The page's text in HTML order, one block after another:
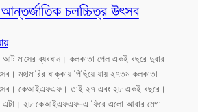
চলচ্চিত্র উৎসব
আট মাসের ব্যবধান। কলকাতা পেল একই বছরে দুবার
মহামারির ধাক্কায় পিছিয়ে যায় ২৭তম কলকাতা
কেআইএফএফ। তাই ২৭ এবং ২৮ একই বছরে।
এটা। ২৮ কেআইএফএফ-এ ফিরে এলো আবার মেগা